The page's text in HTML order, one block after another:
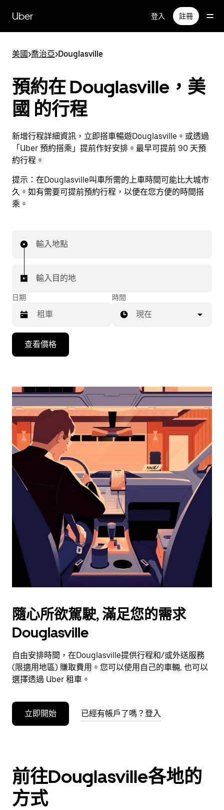
Uber 登入 註冊
美國>喬治亞>Douglasville
預約在 Douglasville，美
國 的行程
新增行程詳細資訊，立即搭車暢遊Douglasville。或透過
「Uber 預約搭乘」提前作好安排。最早可提前 90 天預
約行程。
提示： 在Douglasville叫車所需的上車時間可能比大城市
久。如有需要可提前預約行程，以便在您方便的時間搭
乘。
輸入地點
輸入目的地
日期
向
頭
可
用
事
擇
日
期。
鈕
即
可
閉
行
事
時間
現在
查看價格
隨心所欲駕駛, 滿足您的需求
Douglasville
自由安排時間，在Douglasville提供行程和/或外送服務
(限適用地區) 賺取費用。您可以使用自己的車輛, 也可以
選擇透過 Uber 租車。
立即開始 已經有帳戶了嗎？登入
前往Douglasville各地的
方式